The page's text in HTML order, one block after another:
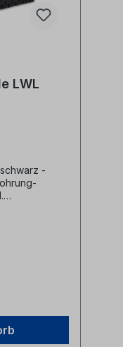
LWL
-